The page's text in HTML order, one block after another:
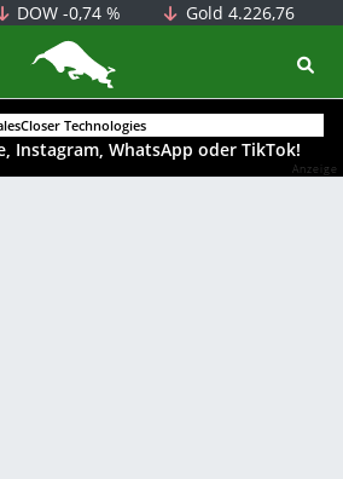
DOW-0,74 % Gold 4.226,76
BörsenNEWS.de
Technologies
Instagram, WhatsApp oder TikTok!
Anzeige